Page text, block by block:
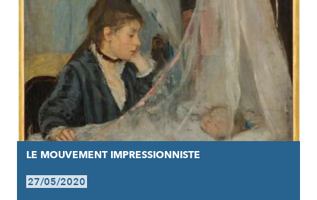
LE MOUVEMENT IMPRESSIONNISTE
27/05/2020